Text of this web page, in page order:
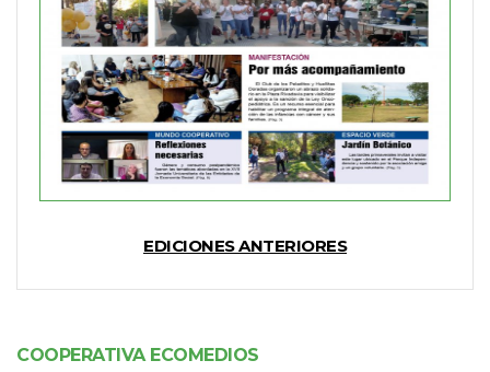
EDICIONES ANTERIORES
COOPERATIVA ECOMEDIOS